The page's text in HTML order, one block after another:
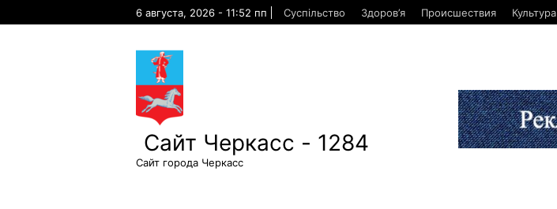
6 августа, 2026 - 11:52 пп Суспільство Здоров’я Происшествия Культура
Сайт Черкасс - 1284
Сайт города Черкасс